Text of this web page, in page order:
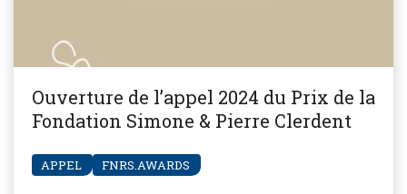
Ouverture de l’appel 2024 du Prix de la
Fondation Simone & Pierre Clerdent
APPEL FNRS.AWARDS